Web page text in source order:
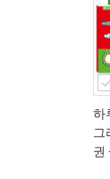
하
그
권